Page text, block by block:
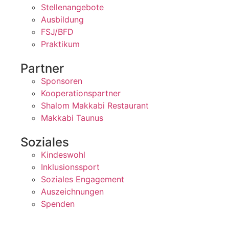
Stellenangebote
Ausbildung
FSJ/BFD
Praktikum
Partner
Sponsoren
Kooperationspartner
Shalom Makkabi Restaurant
Makkabi Taunus
Soziales
Kindeswohl
Inklusionssport
Soziales Engagement
Auszeichnungen
Spenden